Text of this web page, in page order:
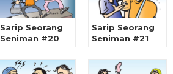
Sarip Seorang
Seniman #20
Sarip Seorang
Seniman #21